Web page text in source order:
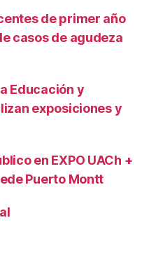
de primer año
casos de agudeza
Educación y
exposiciones y
en EXPO UACh +
Puerto Montt